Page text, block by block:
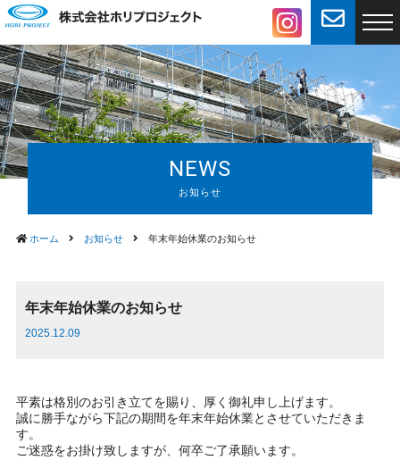
NEWS
ホーム お知らせ 年末年始休業のお知らせ
年末年始休業のお知らせ
2025.12.09
平素は格別のお引き立てを賜り、厚く御礼申し上げます。
誠に勝手ながら下記の期間を年末年始休業とさせていただきま
す。
ご迷惑をお掛け致しますが、何卒ご了承願います。